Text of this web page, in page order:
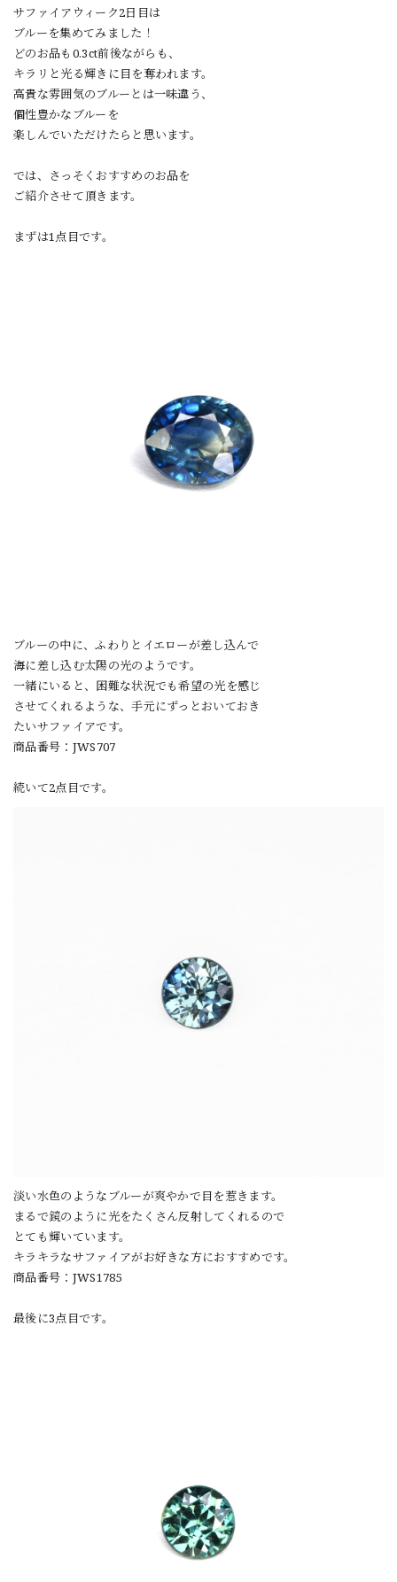
サファイアウィーク2日目は
ブルーを集めてみました！
どのお品も0.3ct前後ながらも、
キラリと光る輝きに目を奪われます。
高貴な雰囲気のブルーとは一味違う、
個性豊かなブルーを
楽しんでいただけたらと思います。
では、さっそくおすすめのお品を
ご紹介させて頂きます。
まずは1点目です。
ブルーの中に、ふわりとイエローが差し込んで
海に差し込む太陽の光のようです。
一緒にいると、困難な状況でも希望の光を感じ
させてくれるような、手元にずっとおいておき
たいサファイアです。
商品番号：JWS707
続いて2点目です。
淡い水色のようなブルーが爽やかで目を惹きます。
まるで鏡のように光をたくさん反射してくれるので
とても輝いています。
キラキラなサファイアがお好きな方におすすめです。
商品番号：JWS1785
最後に3点目です。